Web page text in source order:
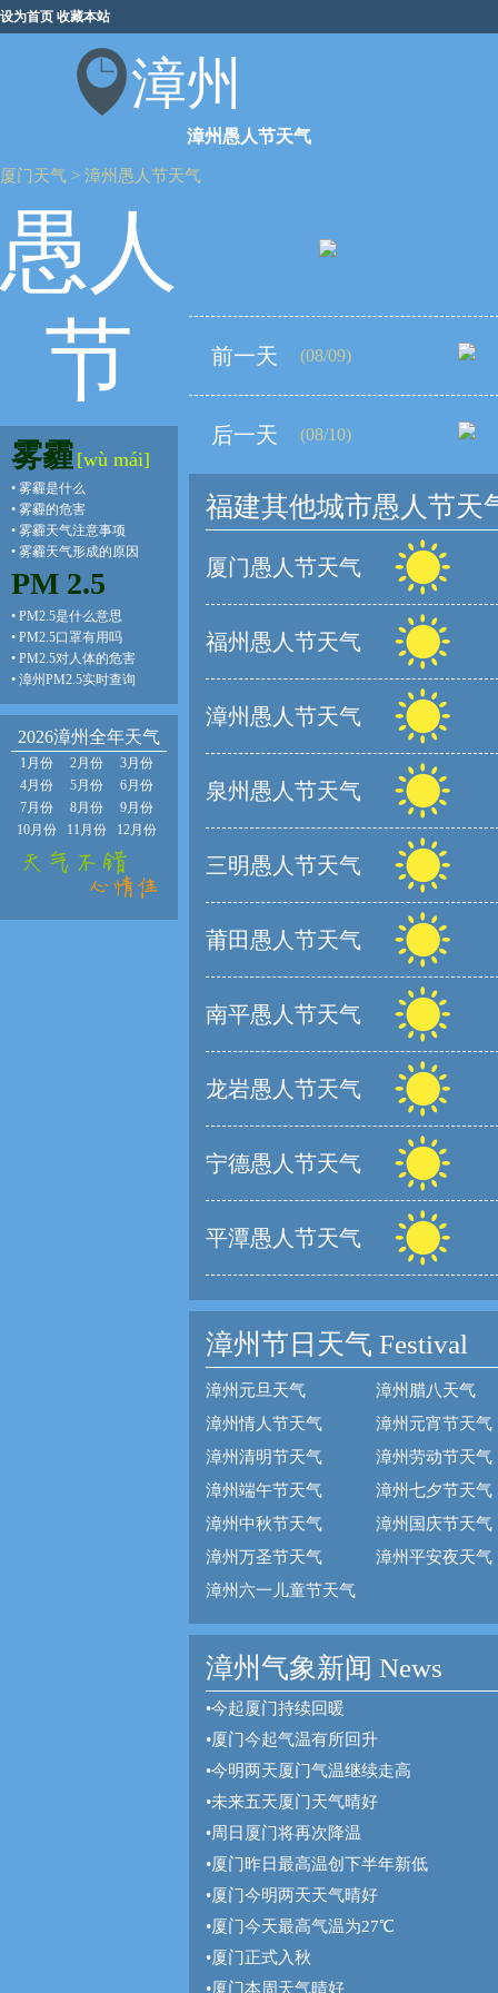
设为首页 收藏本站
漳州
漳州愚人节天气
厦门天气 > 漳州愚人节天气
愚人
节
雾霾 [wù mái]
• 雾霾是什么
• 雾霾的危害
• 雾霾天气注意事项
• 雾霾天气形成的原因
PM 2.5
• PM2.5是什么意思
• PM2.5口罩有用吗
• PM2.5对人体的危害
• 漳州PM2.5实时查询
2026漳州全年天气
1月份 2月份
3月份
4月份
5月份
6月份
7月份
8月份
9月份
10月份
11月份 12月份
前一天 (08/09)
后一天 (08/10)
福建其他城市愚人节天
厦门愚人节天气
福州愚人节天气
漳州愚人节天气
泉州愚人节天气
三明愚人节天气
莆田愚人节天气
南平愚人节天气
龙岩愚人节天气
宁德愚人节天气
平潭愚人节天气
漳州节日天气 Festival
漳州元旦天气
漳州腊八天气
漳州情人节天气
漳州元宵节天气
漳州清明节天气
漳州劳动节天气
漳州端午节天气
漳州七夕节天气
漳州中秋节天气
漳州国庆节天气
漳州万圣节天气
漳州平安夜天气
漳州六一儿童节天气
漳州气象新闻 News
•今起厦门持续回暖
•厦门今起气温有所回升
•今明两天厦门气温继续走高
•未来五天厦门天气晴好
•周日厦门将再次降温
•厦门昨日最高温创下半年新低
•厦门今明两天天气晴好
•厦门今天最高气温为27℃
•厦门正式入秋
•厦门本周天气晴好